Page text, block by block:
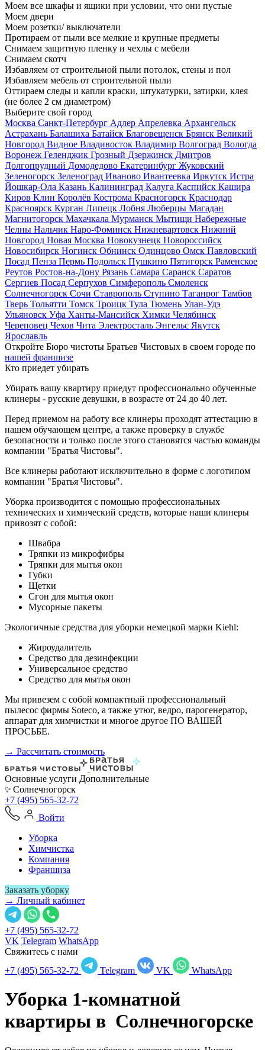
Моем все шкафы и ящики при условии, что они пустые
Моем двери
Моем розетки/ выключатели
Протираем от пыли все мелкие и крупные предметы
Снимаем защитную пленку и чехлы с мебели
Снимаем скотч
Избавляем от строительной пыли потолок, стены и пол
Избавляем мебель от строительной пыли
Оттираем следы и капли краски, штукатурки, затирки, клея
(не более 2 см диаметром)
Выберите свой город
Москва Санкт-Петербург Адлер Апрелевка Архангельск
Астрахань Балашиха Батайск Благовещенск Брянск Великий
Новгород Видное Владивосток Владимир Волгоград Вологда
Воронеж Геленджик Грозный Дзержинск Дмитров
Долгопрудный Домодедово Екатеринбург Жуковский
Зеленогорск Зеленоград Иваново Ивантеевка Иркутск Истра
Йошкар-Ола Казань Калининград Калуга Каспийск Кашира
Киров Клин Королёв Кострома Красногорск Краснодар
Красноярск Курган Липецк Лобня Люберцы Магадан
Магнитогорск Махачкала Мурманск Мытищи Набережные
Челны Нальчик Наро-Фоминск Нижневартовск Нижний
Новгород Новая Москва Новокузнецк Новороссийск
Новосибирск Ногинск Обнинск Одинцово Омск Павловский
Посад Пенза Пермь Подольск Пушкино Пятигорск Раменское
Реутов Ростов-на-Дону Рязань Самара Саранск Саратов
Сергиев Посад Серпухов Симферополь Смоленск
Солнечногорск Сочи Ставрополь Ступино Таганрог Тамбов
Тверь Тольятти Томск Троицк Тула Тюмень Улан-Удэ
Ульяновск Уфа Ханты-Мансийск Химки Челябинск
Череповец Чехов Чита Электросталь Энгельс Якутск
Ярославль
Откройте Бюро чистоты Братьев Чистовых в своем городе по
нашей франшизе
Кто приедет убирать
Убирать вашу квартиру приедут профессионально обученные
клинеры - русские девушки, в возрасте от 24 до 40 лет.
Перед приемом на работу все клинеры проходят аттестацию в
нашем обучающем центре, а также проверку в службе
безопасности и только после этого становятся частью команды
компании "Братья Чистовы".
Все клинеры работают исключительно в форме с логотипом
компании "Братья Чистовы".
Уборка производится с помощью профессиональных
технических и химический средств, которые наши клинеры
привозят с собой:
Швабра
Тряпки из микрофибры
Тряпки для мытья окон
Губки
Щетки
Сгон для мытья окон
Мусорные пакеты
Экологичные средства для уборки немецкой марки Kiehl:
Жироудалитель
Средство для дезинфекции
Универсальное средство
Средство для мытья окон
Мы привезем с собой компактный профессиональный
пылесос фирмы Soteco, а также утюг, ведро, парогенератор,
аппарат для химчистки и многое другое ПО ВАШЕЙ
ПРОСЬБЕ.
→ Рассчитать стоимость
Основные услуги Дополнительные
Солнечногорск
+7 (495) 565-32-72
Войти
Уборка
Химчистка
Компания
Франшиза
Заказать уборку
→ Личный кабинет
+7 (495) 565-32-72
VK Telegram WhatsApp
Свяжитесь с нами
+7 (495) 565-32-72
Telegram VK WhatsApp
Уборка 1-комнатной
квартиры в Солнечногорске